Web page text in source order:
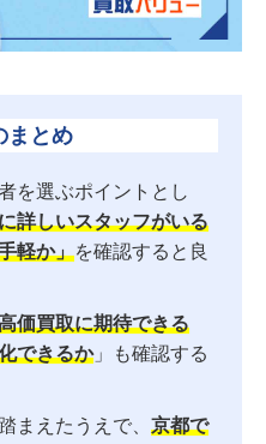
まとめ
を選ぶポイントとし
詳しいスタッフがいる
軽か」を確認すると良
価買取に期待できる
できるか」も確認する
まえたうえで、 京都で